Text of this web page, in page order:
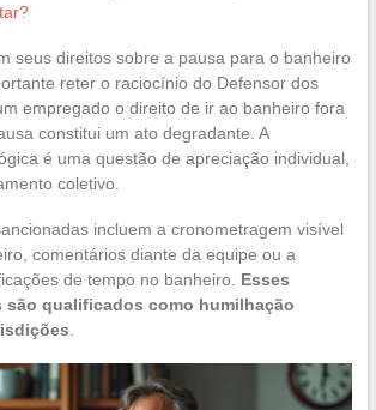
seus direitos sobre a pausa para o banheiro
reter o raciocínio do Defensor dos
empregado o direito de ir ao banheiro fora
constitui um ato degradante. A
é uma questão de apreciação individual,
coletivo.
incluem a cronometragem visível
comentários diante da equipe ou a
de tempo no banheiro. Esses
são qualificados como humilhação